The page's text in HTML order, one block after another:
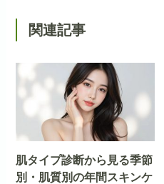
関連記事
肌タイプ診断から見る季節
別・肌質別の年間スキンケ